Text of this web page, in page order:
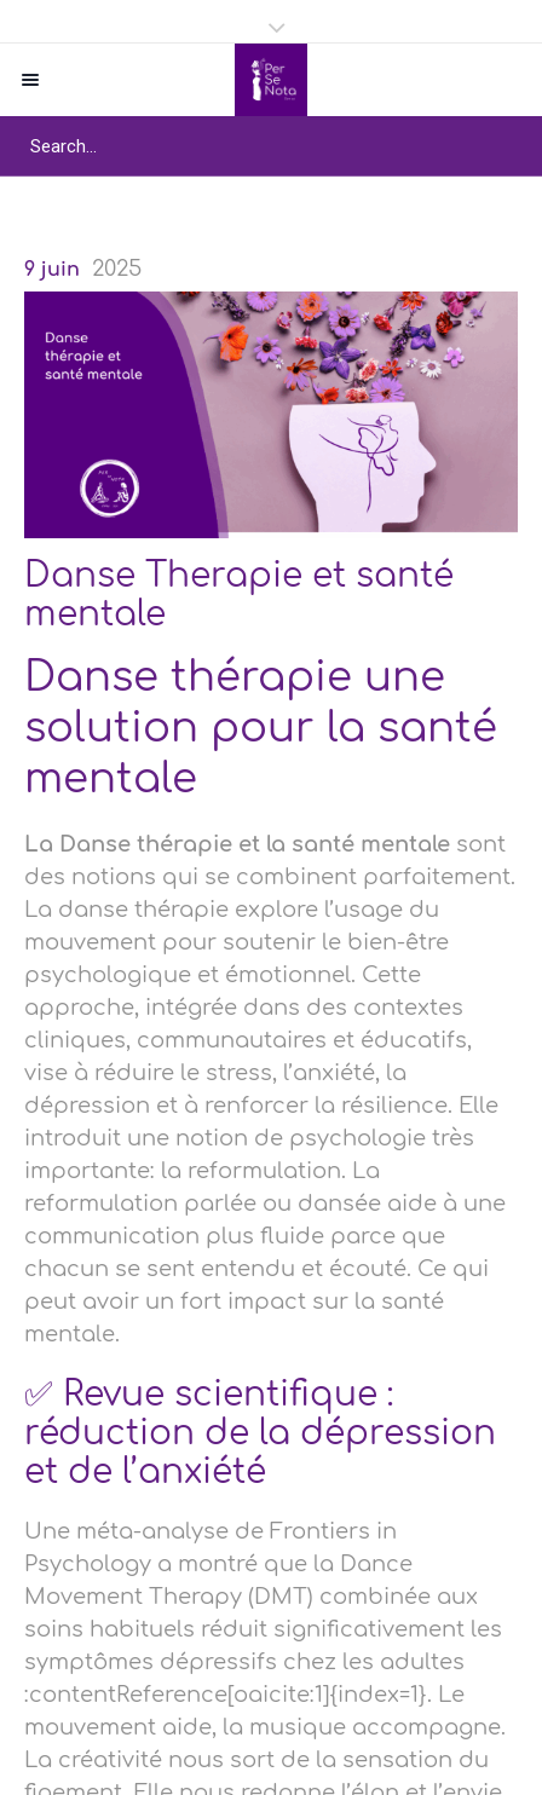
9 juin 2025
Danse Therapie et santé
mentale
Danse thérapie une
solution pour la santé
mentale
La Danse thérapie et la santé mentale sont
des notions qui se combinent parfaitement.
La danse thérapie explore l’usage du
mouvement pour soutenir le bien-être
psychologique et émotionnel. Cette
approche, intégrée dans des contextes
cliniques, communautaires et éducatifs,
vise à réduire le stress, l’anxiété, la
dépression et à renforcer la résilience. Elle
introduit une notion de psychologie très
importante: la reformulation. La
reformulation parlée ou dansée aide à une
communication plus fluide parce que
chacun se sent entendu et écouté. Ce qui
peut avoir un fort impact sur la santé
mentale.
✅ Revue scientifique :
réduction de la dépression
et de l’anxiété
Une méta-analyse de Frontiers in
Psychology a montré que la Dance
Movement Therapy (DMT) combinée aux
soins habituels réduit significativement les
symptômes dépressifs chez les adultes
:contentReference[oaicite:1]{index=1}. Le
mouvement aide, la musique accompagne.
La créativité nous sort de la sensation du